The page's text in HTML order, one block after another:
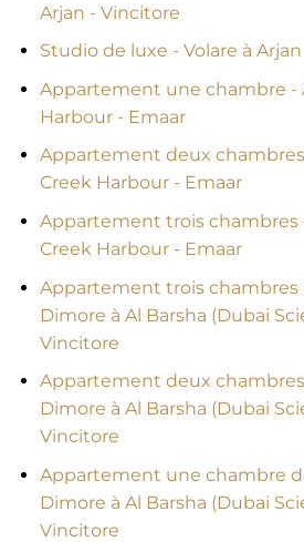
Arjan - Vincitore
Studio de luxe - Volare à
Appartement une chambre -
Harbour - Emaar
Appartement deux
Creek Harbour - Emaar
Appartement trois chambres
Creek Harbour - Emaar
Appartement trois chambres
Dimore à Al Barsha (Dubai
Vincitore
Appartement deux
Dimore à Al Barsha (Dubai
Vincitore
Appartement une chambre
Dimore à Al Barsha (Dubai
Vincitore